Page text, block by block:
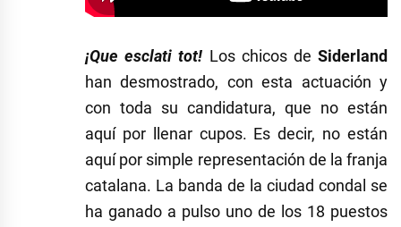
¡Que esclati tot! Los chicos deSiderland
han desmostrado, con esta actuación y
con toda su candidatura, que no están
aquí por llenar cupos. Es decir, no están
aquí por simple representación de la franja
catalana. La banda de la ciudad condal se
ha ganado a pulso uno de los 18 puestos